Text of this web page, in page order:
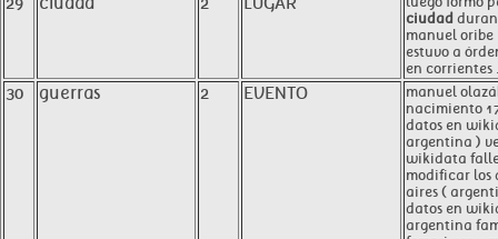
ciudad
manuel oribe
estuvo a
en corrientes
30 guerras 2 EVENTO
manuel
nacimiento
datos en
argentina )
wikidata
modificar los
aires (
datos en
argentina